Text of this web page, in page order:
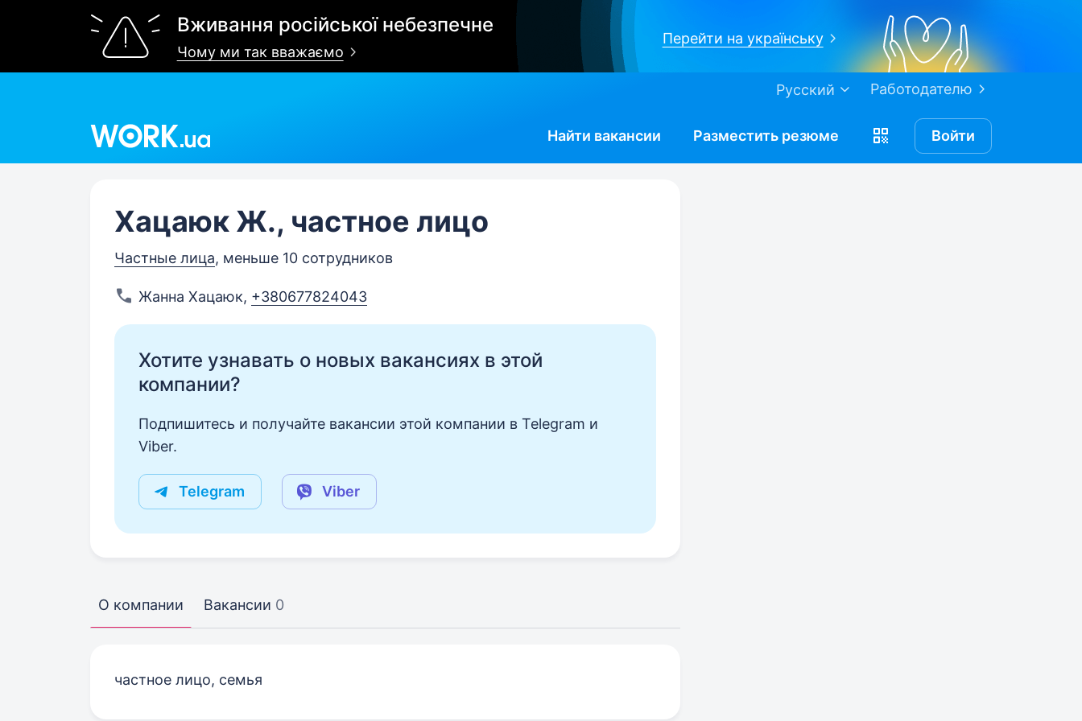
Вживання російської небезпечне
Чому ми так вважаємо
Перейти на українську
Работодателю
Русский
Найти вакансии Разместить резюме Войти
Хацаюк Ж., частное лицо
Частные лица, меньше 10 сотрудников
Жанна Хацаюк, +380677824043
Хотите узнавать о новых вакансиях в этой
компании?
Подпишитесь и получайте вакансии этой компании в Telegram и
Viber.
Telegram Viber
О компании Вакансии 0
частное лицо, семья